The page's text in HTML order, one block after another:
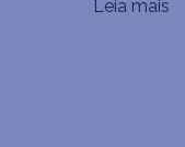
Leia mais